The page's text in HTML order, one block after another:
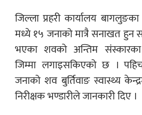
जिल्ला प्रहरी कार्यालय
मध्ये १५ जनाको मात्रै सनाखत
भएका शवको अन्तिम
जिम्मा लगाइसकिएको छ ।
जनाको शव बुर्तिवाङ स्वास्थ्य
निरीक्षक भण्डारीले जानकारी दिए ।